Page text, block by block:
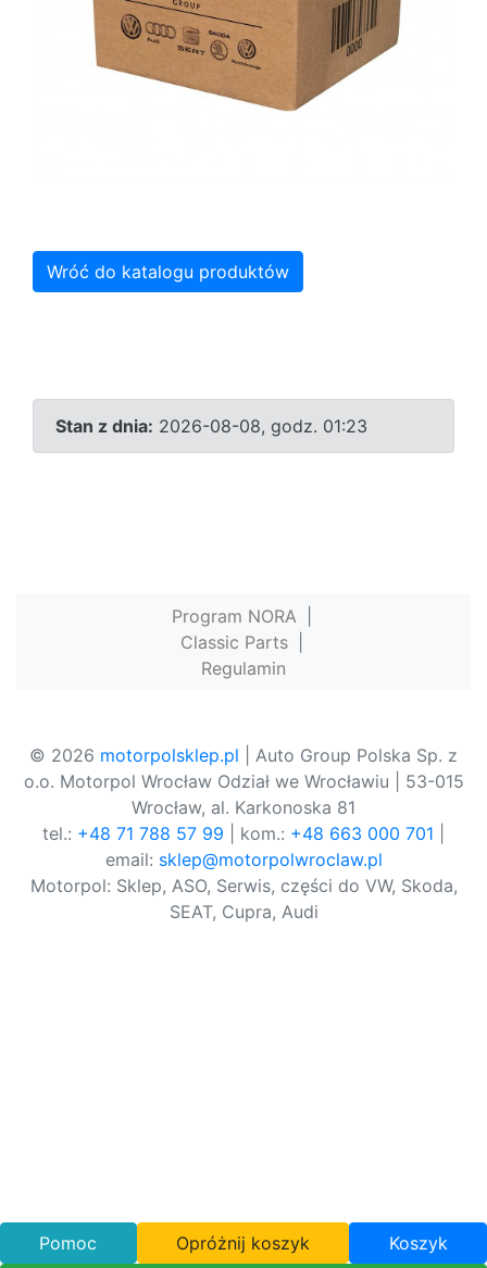
Wróć do katalogu produktów
Stan z dnia: 2026-08-08, godz. 01:23
Program NORA
Classic Parts
Regulamin
© 2026 motorpolsklep.pl | Auto Group Polska Sp. z
o.o. Motorpol Wrocław Odział we Wrocławiu | 53-015
Wrocław, al. Karkonoska 81
tel.: +48 71 788 57 99 | kom.: +48 663 000 701
email: sklep@motorpolwroclaw.pl
Motorpol: Sklep, ASO, Serwis, części do VW, Skoda,
SEAT, Cupra, Audi
Pomoc Opróżnij koszyk Koszyk